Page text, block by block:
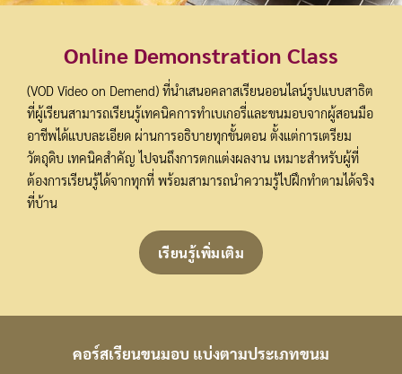
Online Demonstration Class
(VOD Video on Demend) ที่นำเสนอคลาสเรียนออนไลน์รูปแบบสาธิต
ที่ผู้เรียนสามารถเรียนรู้เทคนิคการทำเบเกอรี่และขนมอบจากผู้สอนมือ
อาชีพได้แบบละเอียด ผ่านการอธิบายทุกขั้นตอน ตั้งแต่การเตรียม
วัตถุดิบ เทคนิคสำคัญ ไปจนถึงการตกแต่งผลงาน เหมาะสำหรับผู้ที่
ต้องการเรียนรู้ได้จากทุกที่ พร้อมสามารถนำความรู้ไปฝึกทำตามได้จริง
ที่บ้าน
เรียนรู้เพิ่มเติม
คอร์สเรียนขนมอบ แบ่งตามประเภทขนม